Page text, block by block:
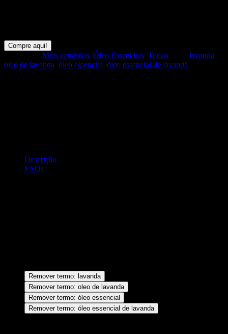
Compre aqui!
Mais vendidos Óleo Essenciais Todos lavanda
oleo de lavanda óleo essencial óleo essencial de lavanda
Descrição
FAQs
Remover termo: lavanda
Remover termo: oleo de lavanda
Remover termo: óleo essencial
Remover termo: óleo essencial de lavanda